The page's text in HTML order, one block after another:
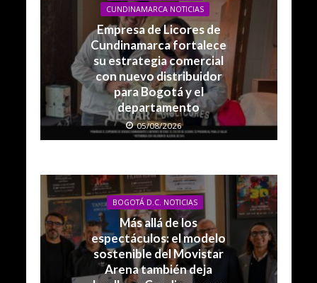
CUNDINAMARCA NOTICIAS
Empresa de Licores de
Cundinamarca fortalece
su estrategia comercial
con nuevo distribuidor
para Bogotá y el
departamento
05/08/2026
BOGOTÁ D.C. NOTICIAS
Más allá de los
espectáculos: el modelo
sostenible del Movistar
Arena también deja